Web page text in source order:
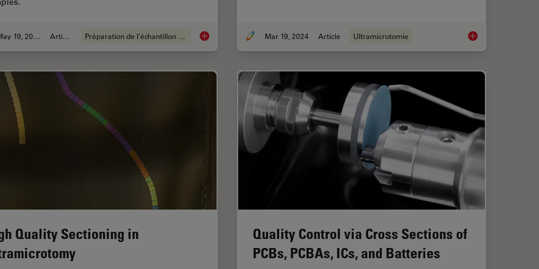
May 19, 2024 Article Préparation de l'échantillon EM Workflow Solutions for Sample Preparation Methods for Material Science
Mar 19, 2024 Article Ultramicrotomie Automatic
Quality Sectioning in
Quality Control via Cross Sections of
PCBs, PCBAs, ICs, and Batteries